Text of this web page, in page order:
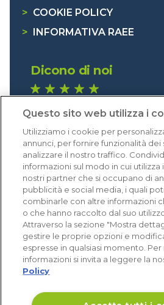
> COOKIE POLICY
>
INFORMATIVA RAEE
Dicono di noi
Eccellente (4,8)
Acquisti verificati
Questo sito web utilizza i
Utilizziamo i cookie per
annunci, per fornire funzionalità
analizzare il nostro traffico.
informazioni sul modo in cui utilizza
nostri partner che si occupano di
pubblicità e social media, i quali
combinarle con altre informazioni
o che hanno raccolto dal suo
Attraverso la sezione "Mostra
gestire le proprie opzioni e
espresse in qualsiasi momento.
informazioni si invita a leggere la
Policy